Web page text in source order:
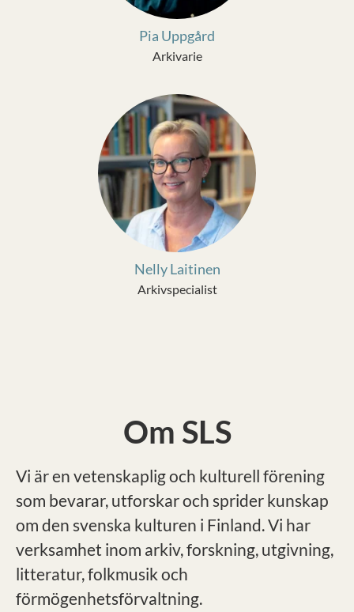
Pia Uppgård
Arkivarie
Nelly Laitinen
Arkivspecialist
Om SLS
Vi är en vetenskaplig och kulturell förening
som bevarar, utforskar och sprider kunskap
om den svenska kulturen i Finland. Vi har
verksamhet inom arkiv, forskning, utgivning,
litteratur, folkmusik och
förmögenhetsförvaltning.